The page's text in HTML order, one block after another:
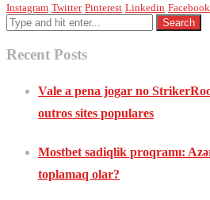
Instagram Twitter Pinterest Linkedin Facebook
Recent Posts
Vale a pena jogar no
outros sites populares
Mostbet sadiqlik proqramı:
toplamaq olar?